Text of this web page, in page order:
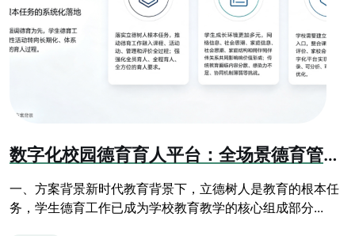
数字化校园德育育人平台：全场景德育管控与学生综合素质成长系统
一、方案背景新时代教育背景下，立德树人是教育的根本任
务，学生德育工作已成为学校教育教学的核心组成部分...